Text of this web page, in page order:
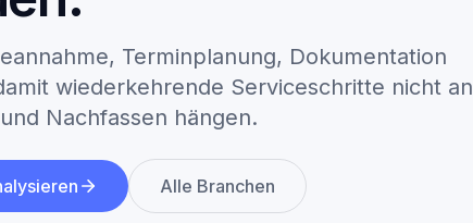
Terminplanung, Dokumentation
wiederkehrende Serviceschritte nicht an
Nachfassen hängen.
Alle Branchen